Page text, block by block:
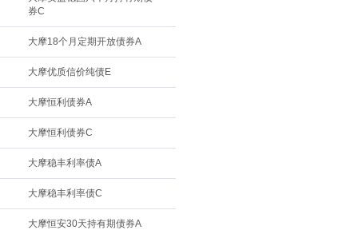
券C
大摩18个月定期开放债券A
大摩优质信价纯债E
大摩恒利债券A
大摩恒利债券C
大摩稳丰利率债A
大摩稳丰利率债C
大摩恒安30天持有期债券A